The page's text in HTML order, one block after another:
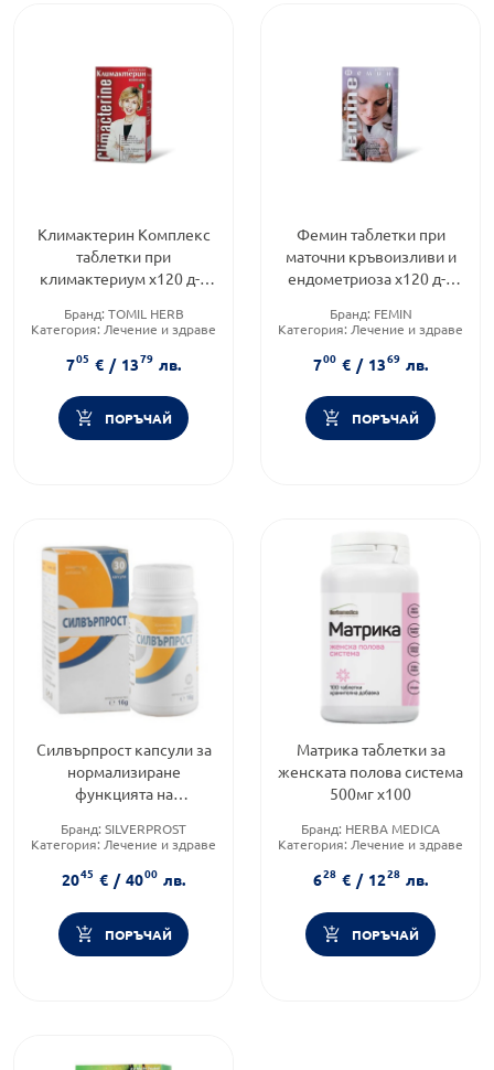
Климактерин Комплекс
таблетки при
климактериум х120 д-р
Бранд: TOMIL HERB
Категория: Лечение и здраве
705 € / 1379 лв.
ПОРЪЧАЙ
Фемин таблетки при
маточни кръвоизливи и
ендометриоза х120 д-р
Бранд: FEMIN
Категория: Лечение и здраве
700 € / 1369 лв.
ПОРЪЧАЙ
Силвърпрост капсули за
нормализиране
функцията на
Бранд: SILVERPROST
Категория: Лечение и здраве
2045 € / 4000 лв.
ПОРЪЧАЙ
Матрика таблетки за
женската полова система
500мг х100
Бранд: HERBA MEDICA
Категория: Лечение и здраве
628 € / 1228 лв.
ПОРЪЧАЙ